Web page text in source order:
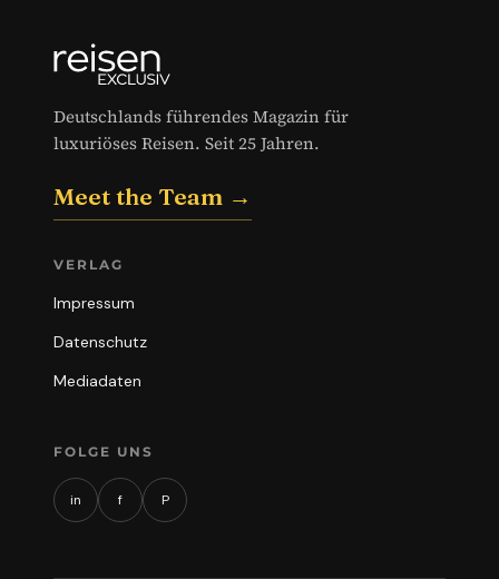
Deutschlands führendes Magazin für
luxuriöses Reisen. Seit 25 Jahren.
Meet the Team →
VERLAG
Impressum
Datenschutz
Mediadaten
FOLGE UNS
in f P